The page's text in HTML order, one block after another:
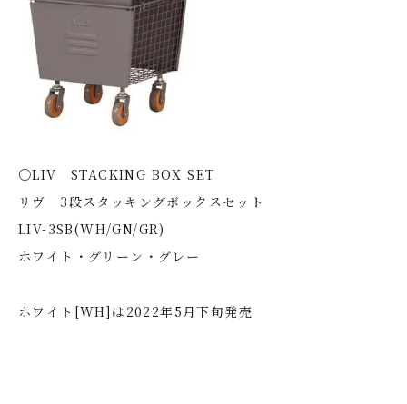
○LIV STACKING BOX SET
リヴ 3段スタッキングボックスセット
LIV-3SB(WH/GN/GR)
ホワイト・グリーン・グレー
ホワイト[WH]は2022年5月下旬発売